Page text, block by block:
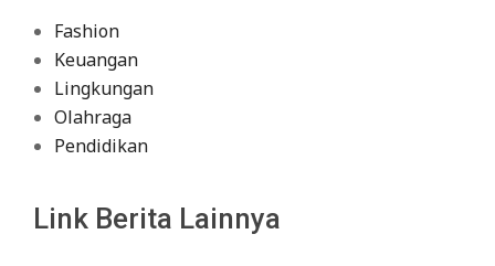
Fashion
Keuangan
Lingkungan
Olahraga
Pendidikan
Link Berita Lainnya